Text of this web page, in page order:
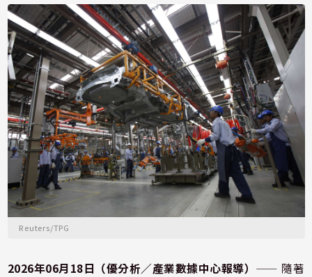
Reuters/TPG
2026年06月18日（優分析／產業數據中心報導） ⸺ 隨著